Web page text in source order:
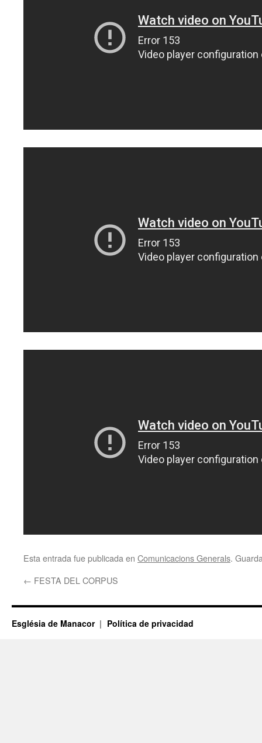
Esta entrada fue publicada en Comunicacions Generals.
← FESTA DEL CORPUS
Església de Manacor Política de privacidad